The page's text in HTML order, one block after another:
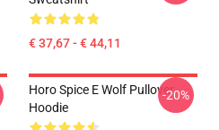
€ 37,67 - € 44,11
Horo Spice E Wolf Pullover
Hoodie
-20%